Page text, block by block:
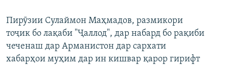
Auto 240p 360p 480p
720p 1080p
360p
480p
Пирӯзии Сулаймон Маҳмадов, размикори
тоҷик бо лақаби "Ҷаллод", дар набард бо рақиби
чеченаш дар Арманистон дар сархати
хабарҳои муҳим дар ин кишвар қарор гирифт